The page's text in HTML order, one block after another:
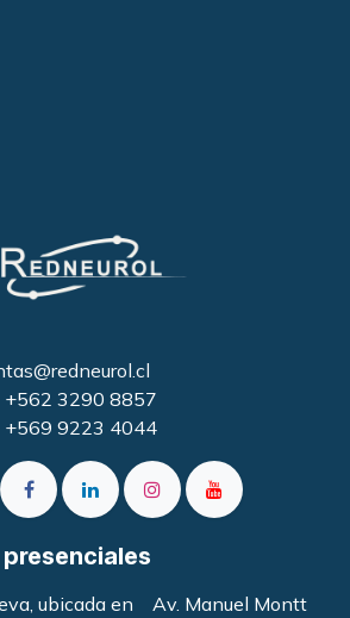
+562 3290 8857
+569 9223 4044
ubicada en Av. Manuel Montt